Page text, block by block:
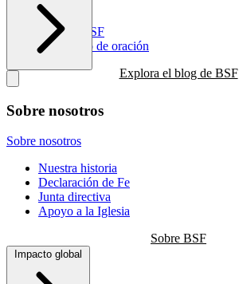
Blog de BSF
Calendario de oración
Explora el blog de BSF
Sobre nosotros
Sobre nosotros
Nuestra historia
Declaración de Fe
Junta directiva
Apoyo a la Iglesia
Sobre BSF
Impacto global